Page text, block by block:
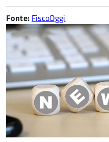
Fonte: FiscoOggi